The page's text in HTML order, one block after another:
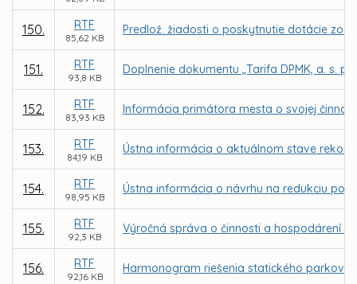
150. RTF
85,62 KB
Predlož. žiadosti o poskytnutie dotácie zo
151. RTF
93,8 KB
Doplnenie dokumentu „Tarifa DPMK, a. s.
152. RTF
83,93 KB
Informácia primátora mesta o svojej
153. RTF
84,19 KB
Ústna informácia o aktuálnom stave
154. RTF
98,95 KB
Ústna informácia o návrhu na redukciu
155. RTF
92,3 KB
Výročná správa o činnosti a hospodárení
156. RTF
92,16 KB
Harmonogram riešenia statického